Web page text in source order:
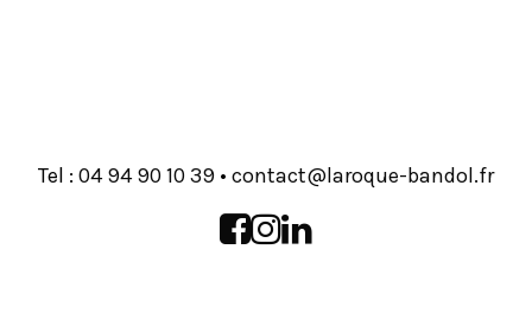
Tel : rf.lodnab-euqoral@tcatnoc
•
93 01 09 49 40